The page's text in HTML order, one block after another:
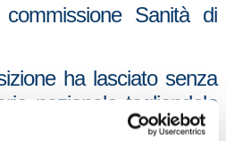
Sanità di
ha lasciato senza
nazionale tagliandolo
eliminando le terapie